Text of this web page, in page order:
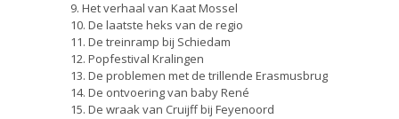
9. Het verhaal van Kaat Mossel
10. De laatste heks van de regio
11. De treinramp bij Schiedam
12. Popfestival Kralingen
13. De problemen met de trillende Erasmusbrug
14. De ontvoering van baby René
15. De wraak van Cruijff bij Feyenoord